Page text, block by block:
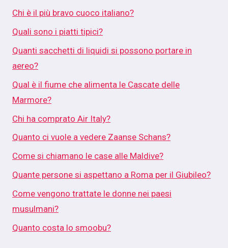
Chi è il più bravo cuoco italiano?
Quali sono i piatti tipici?
Quanti sacchetti di liquidi si possono portare in
aereo?
Qual è il fiume che alimenta le Cascate delle
Marmore?
Chi ha comprato Air Italy?
Quanto ci vuole a vedere Zaanse Schans?
Come si chiamano le case alle Maldive?
Quante persone si aspettano a Roma per il Giubileo?
Come vengono trattate le donne nei paesi
musulmani?
Quanto costa lo smoobu?